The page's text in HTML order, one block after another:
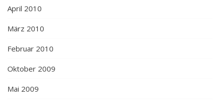
April 2010
März 2010
Februar 2010
Oktober 2009
Mai 2009